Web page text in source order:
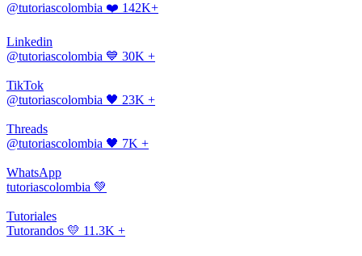
@tutoriascolombia ❤️ 142K+
Linkedin
@tutoriascolombia 💙 30K +
TikTok
@tutoriascolombia 🖤 23K +
Threads
@tutoriascolombia 🖤 7K +
WhatsApp
tutoriascolombia 💚
Tutoriales
Tutorandos 💛 11.3K +